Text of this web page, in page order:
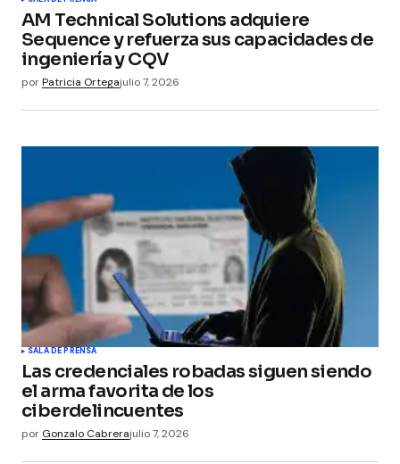
AM Technical Solutions adquiere
Sequence y refuerza sus capacidades de
ingeniería y CQV
porPatricia Ortegajulio 7, 2026
SALA DE PRENSA
Las credenciales robadas siguen siendo
el arma favorita de los
ciberdelincuentes
por Gonzalo Cabrerajulio 7, 2026